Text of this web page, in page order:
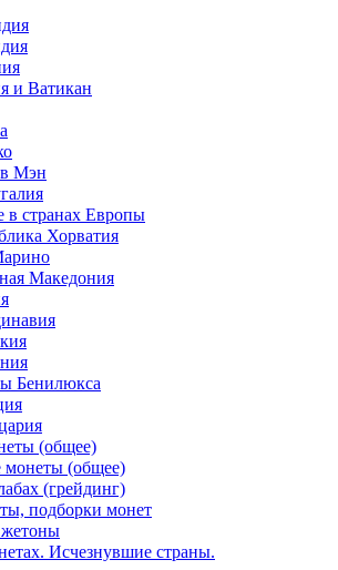
и Ватикан
Мэн
в странах Европы
Хорватия
Македония
Бенилюкса
(общее)
монеты (общее)
(грейдинг)
подборки монет
Исчезнувшие страны.